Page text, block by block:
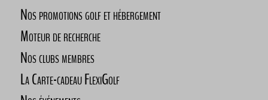
Nos promotions golf et hébergement
Moteur de recherche
Nos clubs membres
La Carte-cadeau FlexiGolf